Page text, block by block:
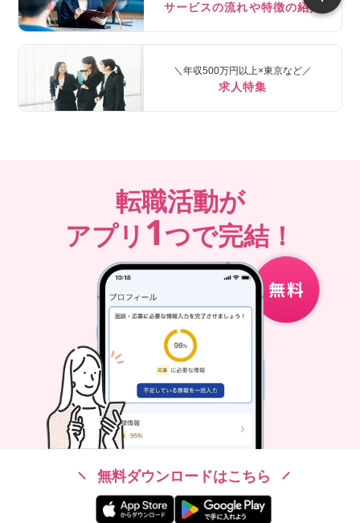
サービスの流れや特徴の紹介
＼年収500万円以上×東京など／
求人特集
転職活動が
アプリ 1つで完結！
無料ダウンロードはこちら